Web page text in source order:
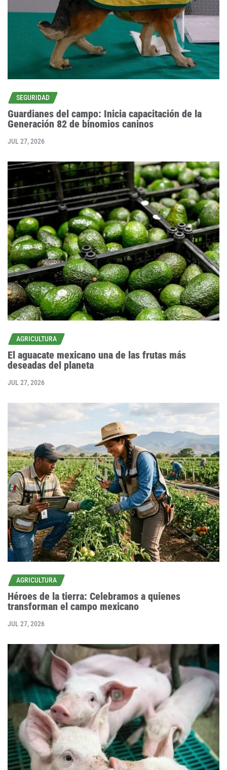
SEGURIDAD
Guardianes del campo: Inicia capacitación de la
Generación 82 de binomios caninos
JUL 27, 2026
AGRICULTURA
El aguacate mexicano una de las frutas más
deseadas del planeta
JUL 27, 2026
AGRICULTURA
Héroes de la tierra: Celebramos a quienes
transforman el campo mexicano
JUL 27, 2026